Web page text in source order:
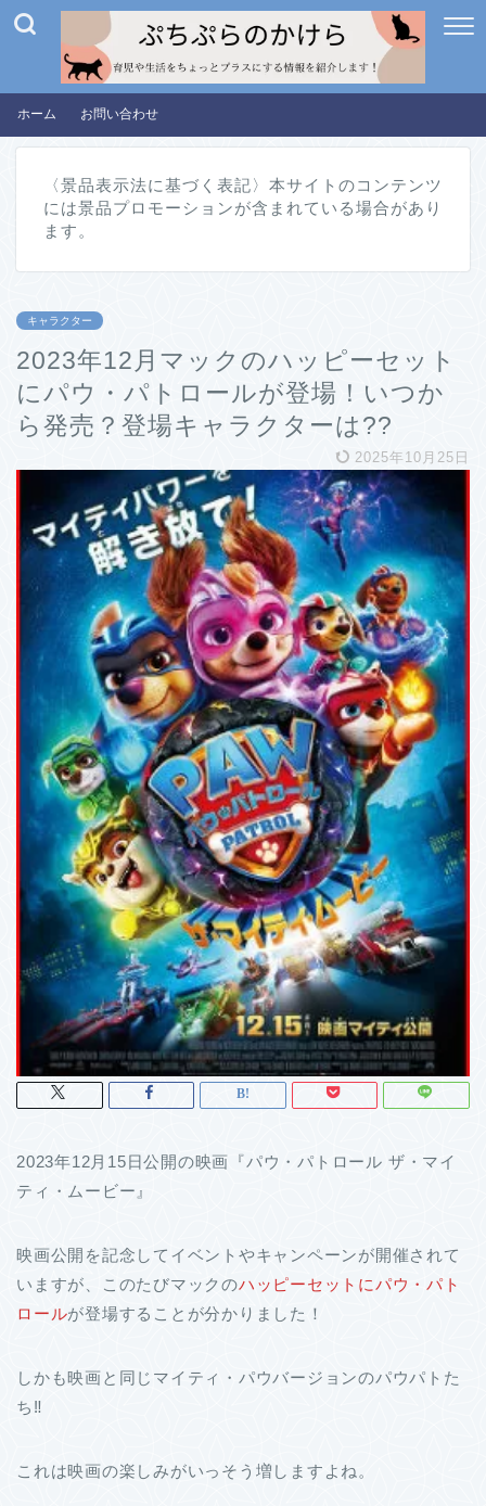
ホーム お問い合わせ
〈景品表示法に基づく表記〉本サイトのコンテンツ
には景品プロモーションが含まれている場合があり
ます。
キャラクター
2023年12月マックのハッピーセット
にパウ・パトロールが登場！いつか
ら発売？登場キャラクターは??
2025年10月25日
2023年12月15日公開の映画『パウ・パトロール ザ・マイ
ティ・ムービー』
映画公開を記念してイベントやキャンペーンが開催されて
いますが、このたびマックのハッピーセットにパウ・パト
ロールが登場することが分かりました！
しかも映画と同じマイティ・パウバージョンのパウパトた
ち‼
これは映画の楽しみがいっそう増しますよね。